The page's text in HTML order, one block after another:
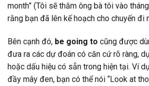
month” (Tôi sẽ thăm ông bà tôi vào
rằng bạn đã lên kế hoạch cho chuyến đi
Bên cạnh đó, be going to cũng được
đưa ra các dự đoán có căn cứ rõ ràng,
hoặc dấu hiệu có sẵn trong hiện tại. Ví
đầy mây đen, bạn có thể nói “Look at